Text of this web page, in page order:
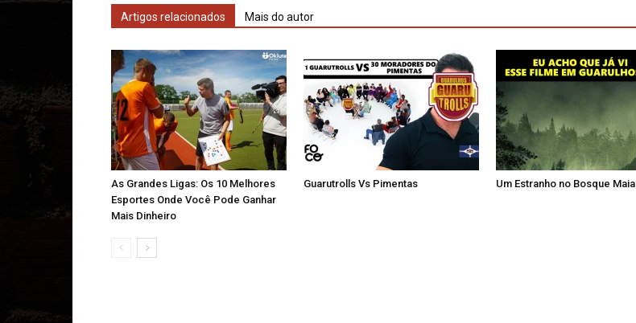
Artigos relacionados Mais do autor
As Grandes Ligas: Os 10 Melhores
Esportes Onde Você Pode Ganhar
Mais Dinheiro
Guarutrolls Vs Pimentas Um Estranho no Bosque Maia